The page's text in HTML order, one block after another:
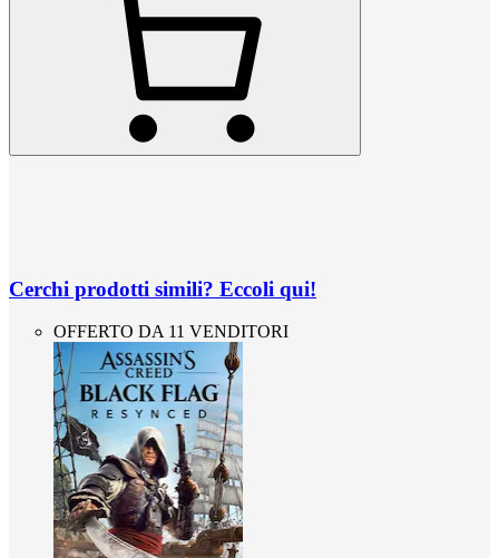
Cerchi prodotti simili? Eccoli qui!
OFFERTO DA 11 VENDITORI